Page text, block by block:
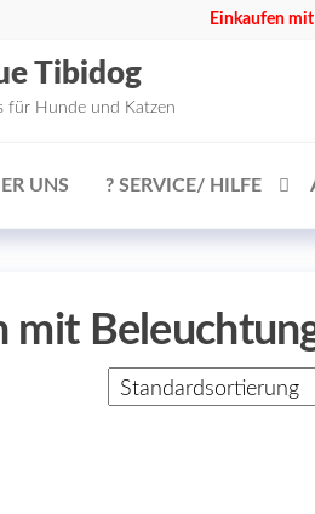
Einkaufen
Tibidog
für Hunde und Katzen
UNS ? SERVICE/ HILFE
mit